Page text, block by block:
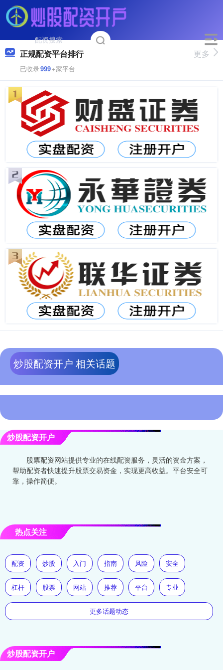
正规配资平台排行
已收录999+家平台
更多
炒股配资开户 相关话题
炒股配资开户
股票配资网站提供专业的在线配资服务，灵活的资金方案，
帮助配资者快速提升股票交易资金，实现更高收益。平台安全可
靠，操作简便。
热点关注
配资 炒股 入门 指南 风险 安全
杠杆 股票 网站 推荐 平台 专业
更多话题动态
炒股配资开户